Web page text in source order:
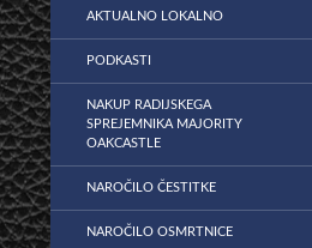
AKTUALNO LOKALNO
PODKASTI
NAKUP RADIJSKEGA
SPREJEMNIKA MAJORITY
OAKCASTLE
NAROČILO ČESTITKE
NAROČILO OSMRTNICE